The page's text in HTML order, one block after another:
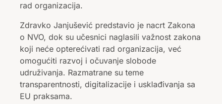
rad organizacija.
Zdravko Janjušević predstavio je nacrt Zakona
o NVO, dok su učesnici naglasili važnost zakona
koji neće opterećivati rad organizacija, već
omogućiti razvoj i očuvanje slobode
udruživanja. Razmatrane su teme
transparentnosti, digitalizacije i usklađivanja sa
EU praksama.